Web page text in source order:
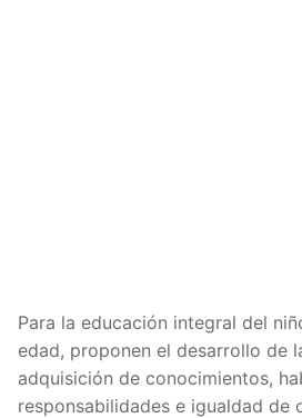
Para la educación integral del
edad, proponen el desarrollo de
adquisición de conocimientos,
responsabilidades e igualdad de